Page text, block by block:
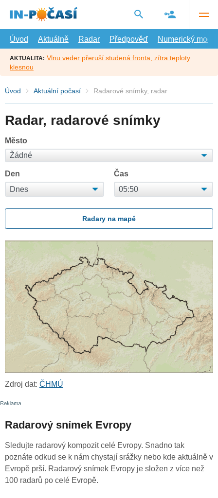
hlavní
Úvod
Aktuálně Radar Předpověď Numerický model
AKTUALITA: Vlnu veder přeruší studená fronta, zítra teploty
klesnou
Úvod Aktuální počasí Radarové snímky, radar
Radar, radarové snímky
Město
Den Čas
Radary na mapě
Zdroj dat: ČHMÚ
Radarový snímek Evropy
Sledujte radarový kompozit celé Evropy. Snadno tak
poznáte odkud se k nám chystají srážky nebo kde aktuálně v
Evropě prší. Radarový snímek Evropy je složen z více než
100 radarů po celé Evropě.